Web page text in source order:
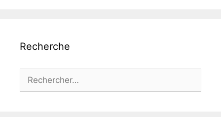
Recherche